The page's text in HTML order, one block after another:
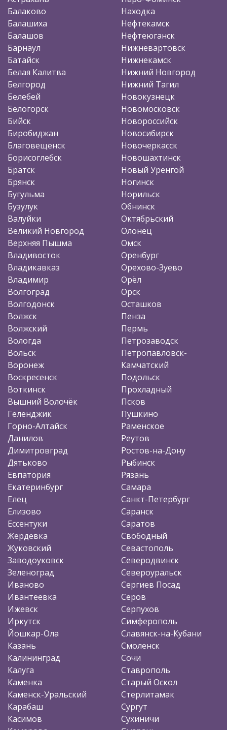
Балаково
Балашиха
Балашов
Барнаул
Батайск
Белая Калитва
Белгород
Белебей
Белогорск
Бийск
Биробиджан
Благовещенск
Борисоглебск
Братск
Брянск
Бугульма
Бузулук
Валуйки
Великий Новгород
Верхняя Пышма
Владивосток
Владикавказ
Владимир
Волгоград
Волгодонск
Волжск
Волжский
Вологда
Вольск
Воронеж
Воскресенск
Воткинск
Вышний Волочёк
Геленджик
Горно-Алтайск
Данилов
Димитровград
Дятьково
Евпатория
Екатеринбург
Елец
Елизово
Ессентуки
Жердевка
Жуковский
Заводоуковск
Зеленоград
Иваново
Ивантеевка
Ижевск
Иркутск
Йошкар-Ола
Казань
Калининград
Калуга
Каменка
Каменск-Уральский
Карабаш
Касимов
Находка
Нефтекамск
Нефтеюганск
Нижневартовск
Нижнекамск
Нижний Новгород
Нижний Тагил
Новокузнецк
Новомосковск
Новороссийск
Новосибирск
Новочеркасск
Новошахтинск
Новый Уренгой
Ногинск
Норильск
Обнинск
Октябрьский
Олонец
Омск
Оренбург
Орехово-Зуево
Орёл
Орск
Осташков
Пенза
Пермь
Петрозаводск
Петропавловск-
Камчатский
Подольск
Прохладный
Псков
Пушкино
Раменское
Реутов
Ростов-на-Дону
Рыбинск
Рязань
Самара
Санкт-Петербург
Саранск
Саратов
Свободный
Севастополь
Северодвинск
Североуральск
Сергиев Посад
Серов
Серпухов
Симферополь
Славянск-на-Кубани
Смоленск
Сочи
Ставрополь
Старый Оскол
Стерлитамак
Сургут
Сухиничи